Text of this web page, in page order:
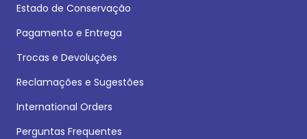
Estado de Conservação
Pagamento e Entrega
Trocas e Devoluções
Reclamações e Sugestões
International Orders
Perguntas Frequentes